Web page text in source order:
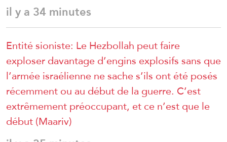
il y a 34 minutes
Entité sioniste: Le Hezbollah peut faire
exploser davantage d’engins explosifs sans que
l’armée israélienne ne sache s’ils ont été posés
récemment ou au début de la guerre. C’est
extrêmement préoccupant, et ce n’est que le
début (Maariv)